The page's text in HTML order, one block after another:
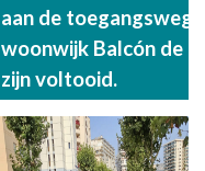
aan de toegangsweg
woonwijk Balcón de
zijn voltooid.